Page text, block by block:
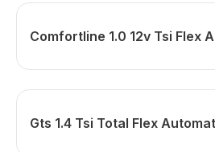
Comfortline 1.0 12v Tsi Flex
Gts 1.4 Tsi Total Flex